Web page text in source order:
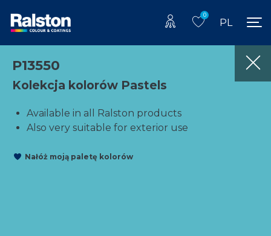
0
PL
P13550
Kolekcja kolorów Pastels
Available in all Ralston products
Also very suitable for exterior use
Nałóż moją paletę kolorów